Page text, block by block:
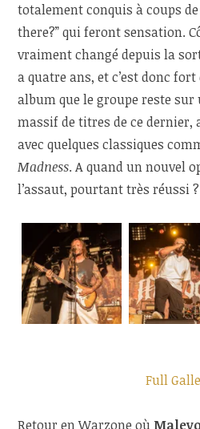
totalement conquis à coups de
there?” qui feront sensation.
vraiment changé depuis la
a quatre ans, et c’est donc
album que le groupe reste
massif de titres de ce
avec quelques classiques
Madness. A quand un nouvel
l’assaut, pourtant très réussi ?
Full
Retour en Warzone où